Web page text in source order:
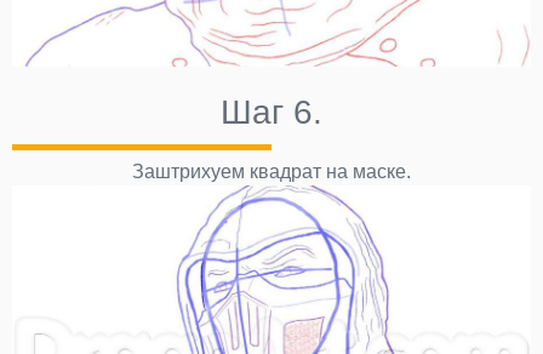
Шаг 6.
Заштрихуем квадрат на маске.